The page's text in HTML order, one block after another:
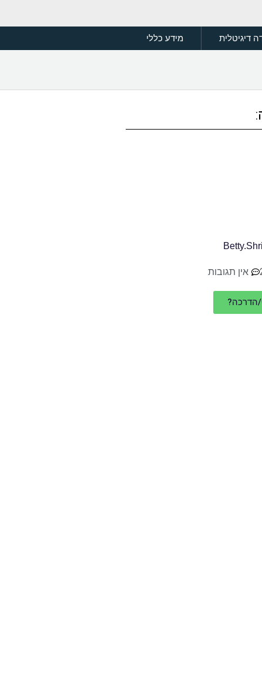
דיגיטלית מידע כללי
אין תגובות
הדרכה?